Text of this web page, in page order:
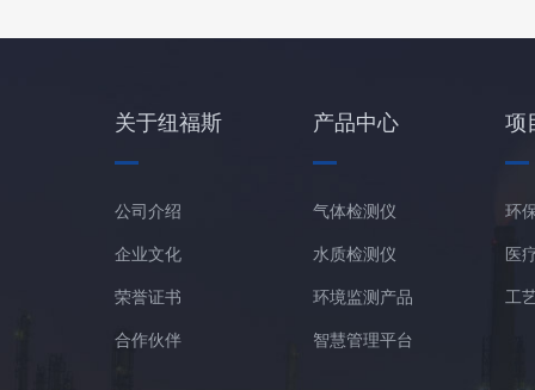
关于纽福斯
公司介绍
企业文化
荣誉证书
合作伙伴
产品中心
气体检测仪
水质检测仪
环境监测产品
智慧管理平台
项
环
医
工